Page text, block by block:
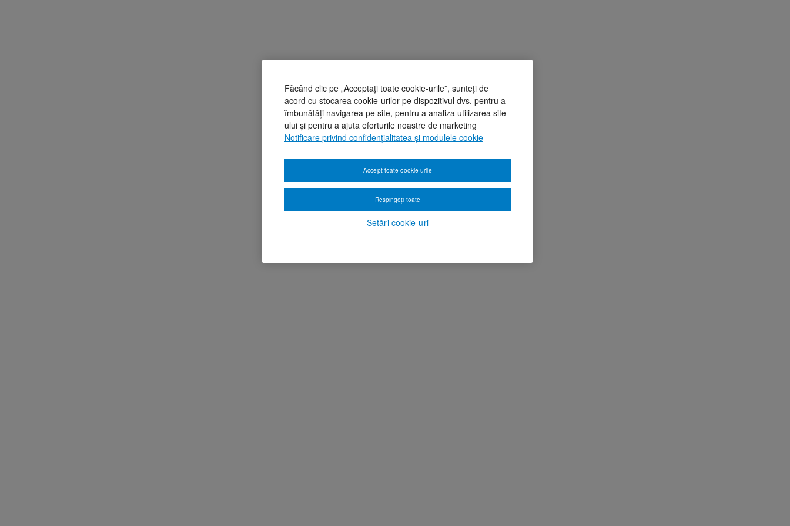
Făcând clic pe „Acceptați toate cookie-urile”, sunteți de
acord cu stocarea cookie-urilor pe dispozitivul dvs. pentru a
îmbunătăți navigarea pe site, pentru a analiza utilizarea site-
ului și pentru a ajuta eforturile noastre de marketing
Notificare privind confidențialitatea și modulele cookie
Setări cookie-uri
Respingeți toate
Accept toate cookie-urile